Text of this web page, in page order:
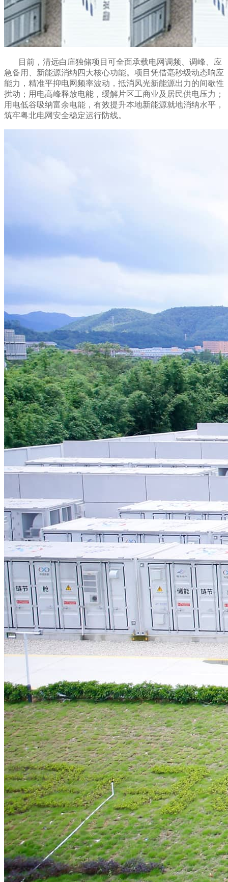
目前，清远白庙独储项目可全面承载电网调频、调峰、应
急备用、新能源消纳四大核心功能。项目凭借毫秒级动态响应
能力，精准平抑电网频率波动，抵消风光新能源出力的间歇性
扰动；用电高峰释放电能，缓解片区工商业及居民供电压力；
用电低谷吸纳富余电能，有效提升本地新能源就地消纳水平，
筑牢粤北电网安全稳定运行防线。